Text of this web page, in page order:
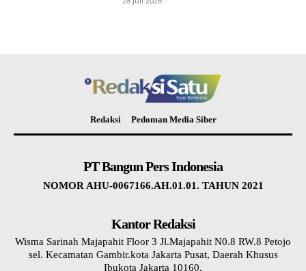
Redaksi Pedoman Media Siber
PT Bangun Pers Indonesia
NOMOR AHU-0067166.AH.01.01. TAHUN 2021
Kantor Redaksi
Wisma Sarinah Majapahit Floor 3 Jl.Majapahit N0.8 RW.8 Petojo
sel. Kecamatan Gambir.kota Jakarta Pusat, Daerah Khusus
Ibukota Jakarta 10160.